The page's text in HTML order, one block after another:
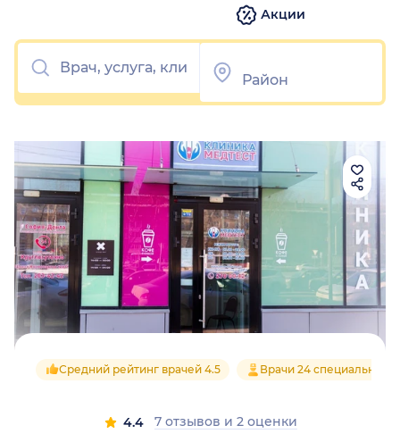
Акции
Средний рейтинг врачей 4.5 Врачи 24
4.4 7 отзывов и 2 оценки